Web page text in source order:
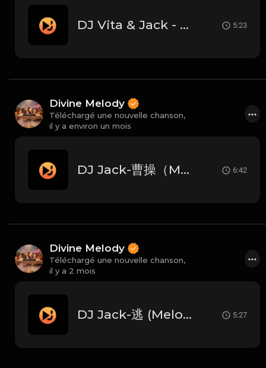
DJ Vita & Jack - 小城大爱（Melodic Techno） 5:23
Divine Melody
Téléchargé une nouvelle chanson,
il y a environ un mois
DJ Jack-曹操（Melodic Techno） 6:42
Divine Melody
Téléchargé une nouvelle chanson,
il y a 2 mois
DJ Jack-逃 (Melodic Techno Mix) 5:27